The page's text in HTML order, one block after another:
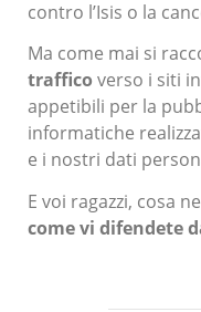
contro l’Isis o la
Ma come mai si
traffico verso i siti
appetibili per la
informatiche
e i nostri dati
E voi ragazzi, cosa
come vi difendete